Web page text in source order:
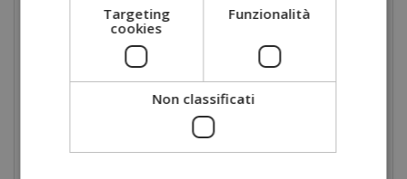
Accesso al campus
virtuale 24/7
Accesso limitato nel
Tutor personale durante
Supporto non
continuativo
Programma completo e
Targeting
cookies
Funzionalità
Non classificati